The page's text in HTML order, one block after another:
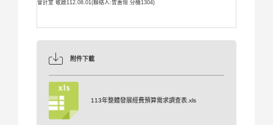
會計室 敬啟112.08.01(聯絡人:曾惠翎 分機1304)
附件下載
113年整體發展經費預算需求調查表.xls